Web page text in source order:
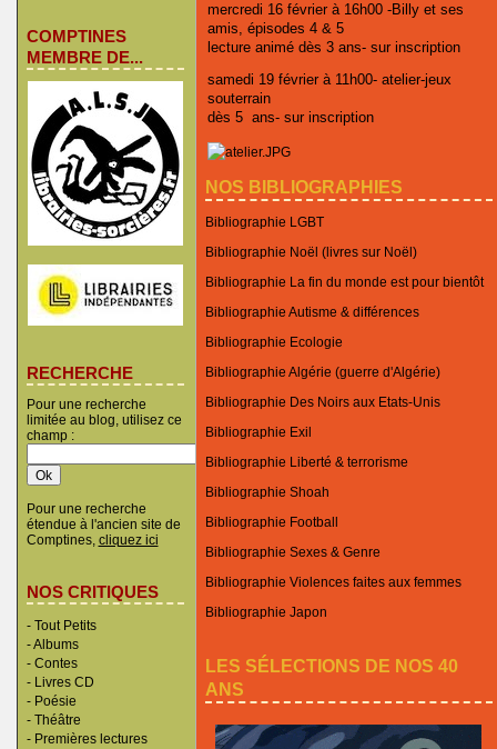
COMPTINES
MEMBRE DE...
RECHERCHE
Pour une recherche
limitée au blog, utilisez ce
champ :
Pour une recherche
étendue à l'ancien site de
Comptines, cliquez ici
NOS CRITIQUES
- Tout Petits
-Albums
- Contes
- Livres CD
- Poésie
- Théâtre
- Premières lectures
mercredi 16 février à 16h00 -Billy et ses
amis, épisodes 4 & 5
lecture animé dès 3 ans- sur inscription
samedi 19 février à 11h00- atelier-jeux
souterrain
dès 5 ans- sur inscription
NOS BIBLIOGRAPHIES
Bibliographie LGBT
Bibliographie Noël (livres sur Noël)
Bibliographie La fin du monde est pour bientôt
Bibliographie Autisme & différences
Bibliographie Ecologie
Bibliographie Algérie (guerre d'Algérie)
Bibliographie Des Noirs aux Etats-Unis
Bibliographie Exil
Bibliographie Liberté & terrorisme
Bibliographie Shoah
Bibliographie Football
Bibliographie Sexes & Genre
Bibliographie Violences faites aux femmes
Bibliographie Japon
LES SÉLECTIONS DE NOS 40
ANS